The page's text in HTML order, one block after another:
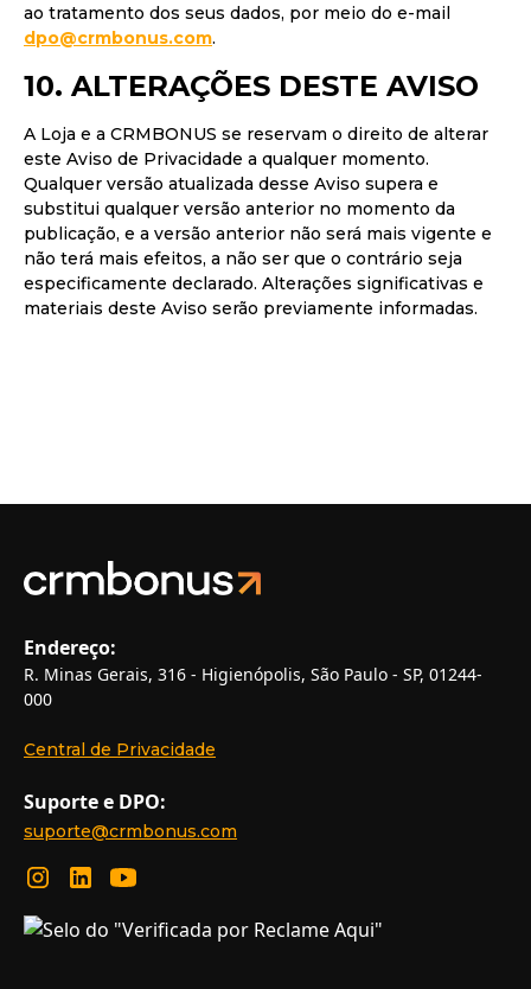
ao tratamento dos seus dados, por meio do e-mail
dpo@crmbonus.com.
10. ALTERAÇÕES DESTE AVISO
A Loja e a CRMBONUS se reservam o direito de alterar
este Aviso de Privacidade a qualquer momento.
Qualquer versão atualizada desse Aviso supera e
substitui qualquer versão anterior no momento da
publicação, e a versão anterior não será mais vigente e
não terá mais efeitos, a não ser que o contrário seja
especificamente declarado. Alterações significativas e
materiais deste Aviso serão previamente informadas.
Endereço:
R. Minas Gerais, 316 - Higienópolis, São Paulo - SP, 01244-
000
Central de Privacidade
Suporte e DPO:
suporte@crmbonus.com